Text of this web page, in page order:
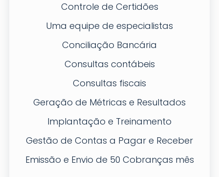
Controle de Certidões
Uma equipe de especialistas
Conciliação Bancária
Consultas contábeis
Consultas fiscais
Geração de Métricas e Resultados
Implantação e Treinamento
Gestão de Contas a Pagar e Receber
Emissão e Envio de 50 Cobranças mês